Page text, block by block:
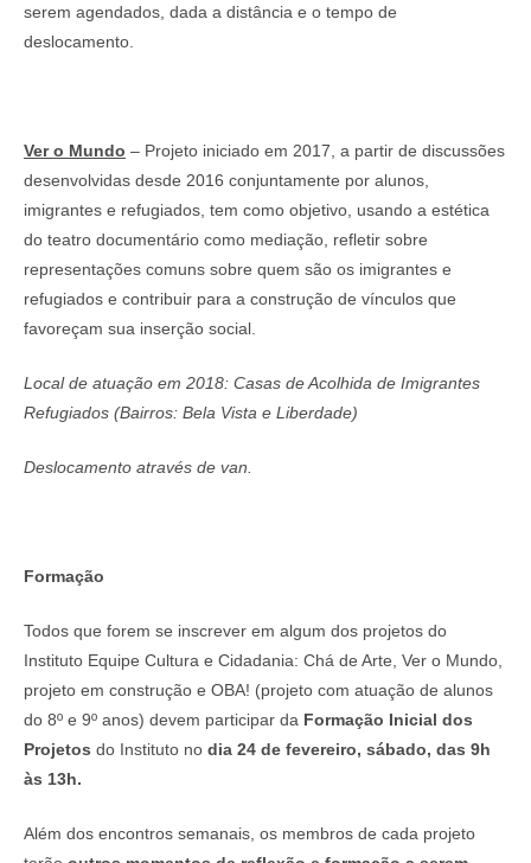
serem agendados, dada a distância e o tempo de
deslocamento.
Ver o Mundo – Projeto iniciado em 2017, a partir de discussões
desenvolvidas desde 2016 conjuntamente por alunos,
imigrantes e refugiados, tem como objetivo, usando a estética
do teatro documentário como mediação, refletir sobre
representações comuns sobre quem são os imigrantes e
refugiados e contribuir para a construção de vínculos que
favoreçam sua inserção social.
Local de atuação em 2018: Casas de Acolhida de Imigrantes
Refugiados (Bairros: Bela Vista e Liberdade)
Deslocamento através de van.
Formação
Todos que forem se inscrever em algum dos projetos do
Instituto Equipe Cultura e Cidadania: Chá de Arte, Ver o Mundo,
projeto em construção e OBA! (projeto com atuação de alunos
do 8º e 9º anos) devem participar da Formação Inicial dos
Projetos do Instituto no dia 24 de fevereiro, sábado, das 9h
às 13h.
Além dos encontros semanais, os membros de cada projeto